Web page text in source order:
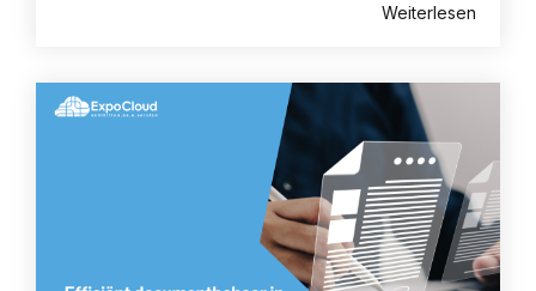
Weiterlesen